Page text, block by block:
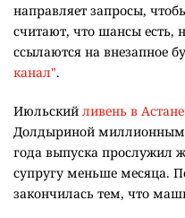
направляет запросы,
считают, что шансы есть,
ссылаются на внезапное
канал".
Июльский ливень в Астане
Долдыриной
года выпуска прослужил
супругу меньше месяца.
закончилась тем, что